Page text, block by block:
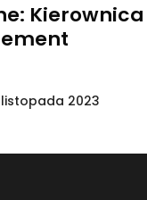
Kierownica
listopada 2023